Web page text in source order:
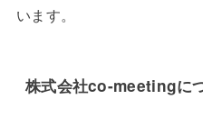
います。
株式会社co-meetingに